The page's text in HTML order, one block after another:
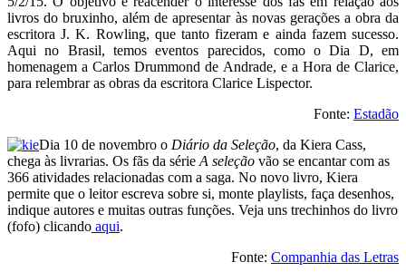
livros do bruxinho, além de apresentar às novas gerações a obra da
escritora J. K. Rowling, que tanto fizeram e ainda fazem sucesso.
Aqui no Brasil, temos eventos parecidos, como o Dia D, em
homenagem a Carlos Drummond de Andrade, e a Hora de Clarice,
para relembrar as obras da escritora Clarice Lispector.
Fonte: Estadão
Dia 10 de novembro o Diário da Seleção, da Kiera Cass,
chega às livrarias. Os fãs da série A seleção vão se encantar com as
366 atividades relacionadas com a saga. No novo livro, Kiera
permite que o leitor escreva sobre si, monte playlists, faça desenhos,
indique autores e muitas outras funções. Veja uns trechinhos do livro
(fofo) clicando aqui.
Fonte: Companhia das Letras